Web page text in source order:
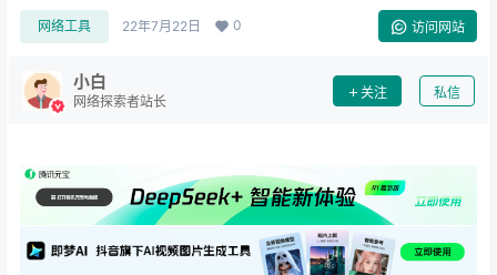
网络工具 22年7月22日 0 访问网站
小白
网络探索者站长
关注 私信